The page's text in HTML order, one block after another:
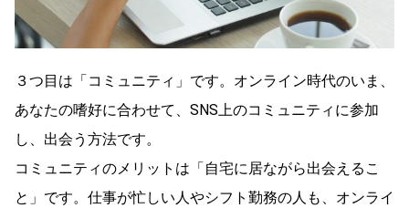
３つ目は「コミュニティ」です。オンライン時代のいま、
あなたの嗜好に合わせて、SNS上のコミュニティに参加
し、出会う方法です。
コミュニティのメリットは「自宅に居ながら出会えるこ
と」です。仕事が忙しい人やシフト勤務の人も、オンライ